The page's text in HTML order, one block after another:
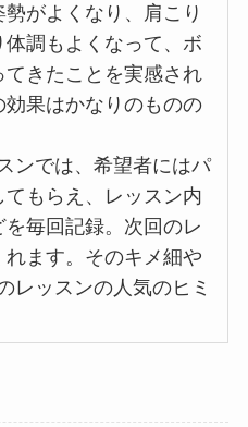
がよくなり、肩こり
調もよくなって、ボ
きたことを実感され
果はかなりのものの
ンでは、希望者にはパ
もらえ、レッスン内
毎回記録。次回のレ
ます。そのキメ細や
レッスンの人気のヒミ